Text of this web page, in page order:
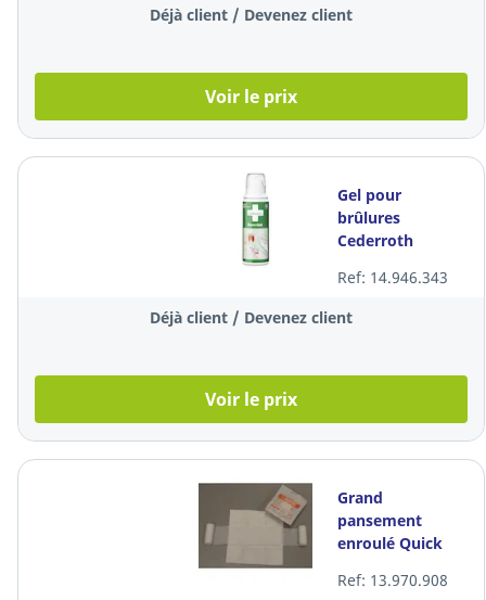
Déjà client / Devenez client
Voir le prix
Gel pour
brûlures
Cederroth
ml, par 8 pièces
Ref: 14.946.343
Déjà client / Devenez client
Voir le prix
Grand
pansement
enroulé Quick
cm, la boîte de
Ref: 13.970.908